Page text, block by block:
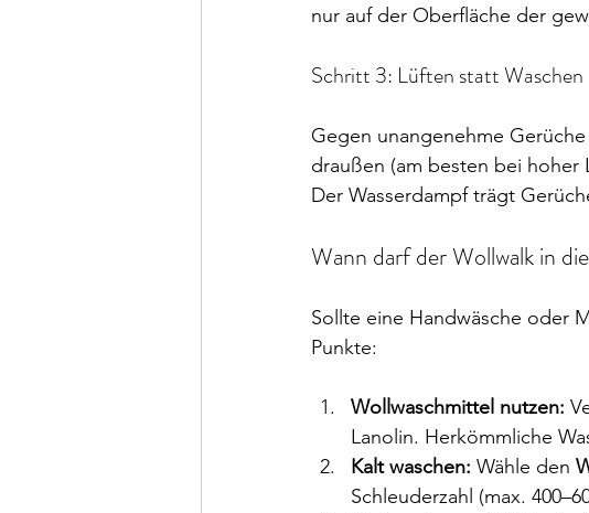
nur auf der Oberfläche der
Schritt 3: Lüften statt Waschen
Gegen unangenehme
draußen (am besten bei hoher
Der Wasserdampf trägt
Wann darf der Wollwalk in
Sollte eine Handwäsche oder
Punkte:
Wollwaschmittel nutzen:
Lanolin. Herkömmliche
Kalt waschen: Wähle den
Schleuderzahl (max.